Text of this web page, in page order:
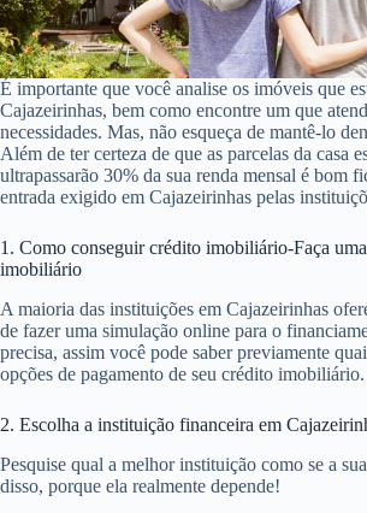
É importante que você analise os imóveis que
Cajazeirinhas, bem como encontre um que
necessidades. Mas, não esqueça de mantê-lo
Além de ter certeza de que as parcelas da casa
ultrapassarão 30% da sua renda mensal é bom
entrada exigido em Cajazeirinhas pelas
1. Como conseguir crédito imobiliário-Faça
imobiliário
A maioria das instituições em Cajazeirinhas
de fazer uma simulação online para o
precisa, assim você pode saber previamente
opções de pagamento de seu crédito imobiliário.
2. Escolha a instituição financeira em
Pesquise qual a melhor instituição como se a
disso, porque ela realmente depende!